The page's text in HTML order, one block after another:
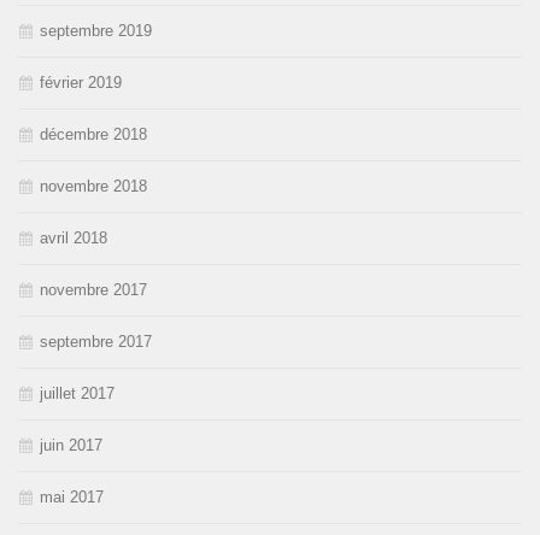
septembre 2019
février 2019
décembre 2018
novembre 2018
avril 2018
novembre 2017
septembre 2017
juillet 2017
juin 2017
mai 2017